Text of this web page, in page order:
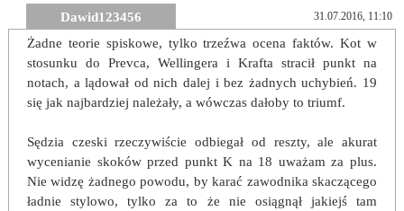
Dawid123456 31.07.2016, 11:10
Żadne teorie spiskowe, tylko trzeźwa ocena faktów. Kot w
stosunku do Prevca, Wellingera i Krafta stracił punkt na
notach, a lądował od nich dalej i bez żadnych uchybień. 19
się jak najbardziej należały, a wówczas dałoby to triumf.
Sędzia czeski rzeczywiście odbiegał od reszty, ale akurat
wycenianie skoków przed punkt K na 18 uważam za plus.
Nie widzę żadnego powodu, by karać zawodnika skaczącego
ładnie stylowo, tylko za to że nie osiągnął jakiejś tam